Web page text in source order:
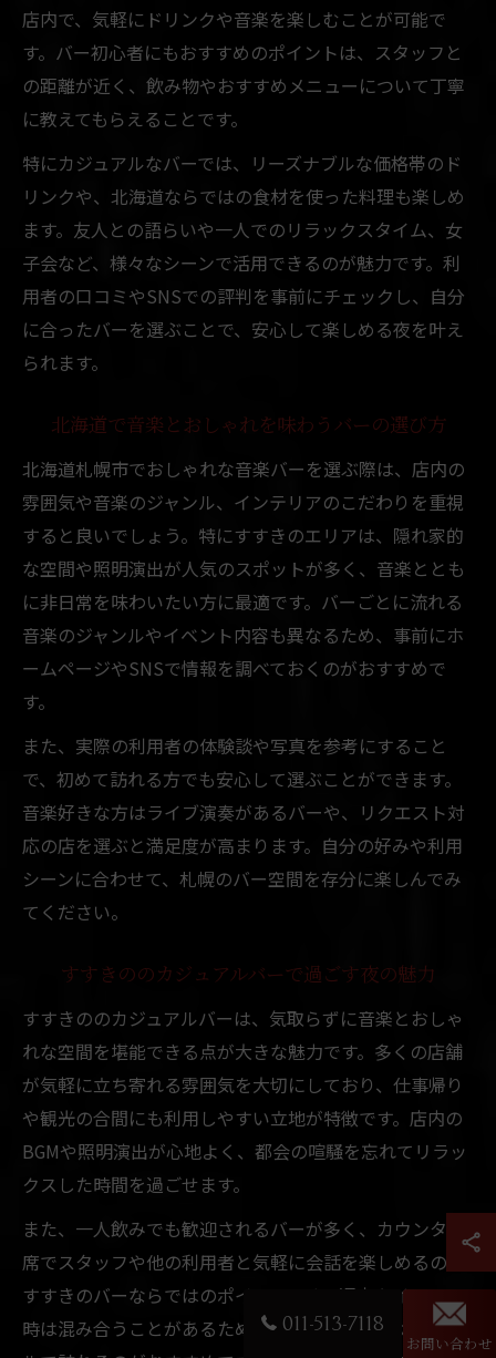
店内で、気軽にドリンクや音楽を楽しむことが可能で
す。バー初心者にもおすすめのポイントは、スタッフと
の距離が近く、飲み物やおすすめメニューについて丁寧
に教えてもらえることです。
特にカジュアルなバーでは、リーズナブルな価格帯のド
リンクや、北海道ならではの食材を使った料理も楽しめ
ます。友人との語らいや一人でのリラックスタイム、女
子会など、様々なシーンで活用できるのが魅力です。利
用者の口コミやSNSでの評判を事前にチェックし、自分
に合ったバーを選ぶことで、安心して楽しめる夜を叶え
られます。
北海道で音楽とおしゃれを味わうバーの選び方
北海道札幌市でおしゃれな音楽バーを選ぶ際は、店内の
雰囲気や音楽のジャンル、インテリアのこだわりを重視
すると良いでしょう。特にすすきのエリアは、隠れ家的
な空間や照明演出が人気のスポットが多く、音楽ととも
に非日常を味わいたい方に最適です。バーごとに流れる
音楽のジャンルやイベント内容も異なるため、事前にホ
ームページやSNSで情報を調べておくのがおすすめで
す。
また、実際の利用者の体験談や写真を参考にすること
で、初めて訪れる方でも安心して選ぶことができます。
音楽好きな方はライブ演奏があるバーや、リクエスト対
応の店を選ぶと満足度が高まります。自分の好みや利用
シーンに合わせて、札幌のバー空間を存分に楽しんでみ
てください。
すすきののカジュアルバーで過ごす夜の魅力
すすきののカジュアルバーは、気取らずに音楽とおしゃ
れな空間を堪能できる点が大きな魅力です。多くの店舗
が気軽に立ち寄れる雰囲気を大切にしており、仕事帰り
や観光の合間にも利用しやすい立地が特徴です。店内の
BGMや照明演出が心地よく、都会の喧騒を忘れてリラッ
クスした時間を過ごせます。
また、一人飲みでも歓迎されるバーが多く、カウンター
席でスタッフや他の利用者と気軽に会話を楽しめるのも
すすきのバーならではのポイントです。週末やイベント
時は混み合うことがあるため、余裕を持ったスケジュー
011-513-7118
お問い合わせ